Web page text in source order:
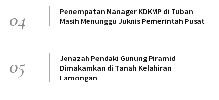
04
Penempatan Manager KDKMP di Tuban
Masih Menunggu Juknis Pemerintah Pusat
05
Jenazah Pendaki Gunung Piramid
Dimakamkan di Tanah Kelahiran
Lamongan